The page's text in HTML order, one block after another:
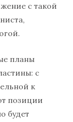
с такой
планы
с
к
позиции
будет